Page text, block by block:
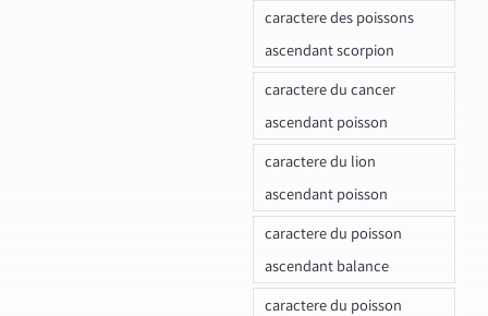
caractere des poissons
ascendant scorpion
caractere du cancer
ascendant poisson
caractere du lion
ascendant poisson
caractere du poisson
ascendant balance
caractere du poisson